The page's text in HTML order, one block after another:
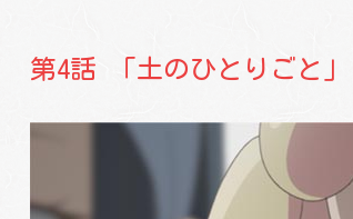
第4話 「土のひとりごと」